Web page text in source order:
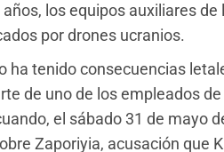
los equipos auxiliares
por drones ucranios.
ha tenido consecuencias
de uno de los empleados
el sábado 31 de mayo
Zaporiyia, acusación que